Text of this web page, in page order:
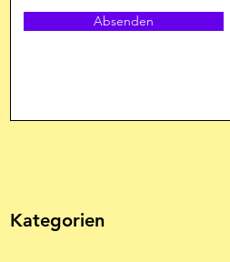
Kategorien
Absenden